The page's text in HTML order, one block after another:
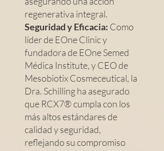
regenerativa integral.
Seguridad y Eficacia: Como
líder de EOne Clinic y
fundadora de EOne Semed
Médica Institute, y CEO de
Mesobiotix Cosmeceutical, la
Dra. Schilling ha asegurado
que RCX7® cumpla con los
más altos estándares de
calidad y seguridad,
reflejando su compromiso